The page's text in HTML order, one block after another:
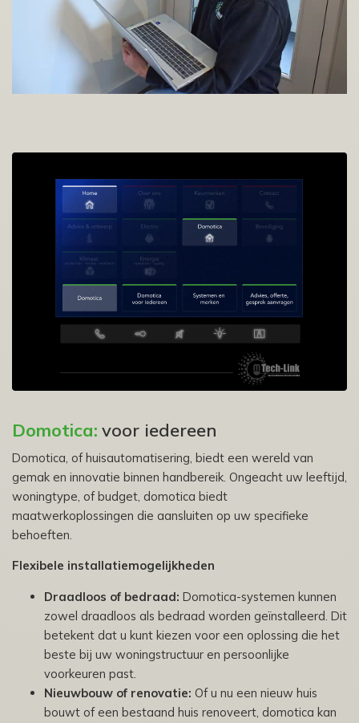
Domotica: voor iedereen
Domotica, of huisautomatisering, biedt een wereld van
gemak en innovatie binnen handbereik. Ongeacht uw leeftijd,
woningtype, of budget, domotica biedt
maatwerkoplossingen die aansluiten op uw specifieke
behoeften.
Flexibele installatiemogelijkheden
Draadloos of bedraad: Domotica-systemen kunnen
zowel draadloos als bedraad worden geïnstalleerd. Dit
betekent dat u kunt kiezen voor een oplossing die het
beste bij uw woningstructuur en persoonlijke
voorkeuren past.
Nieuwbouw of renovatie: Of u nu een nieuw huis
bouwt of een bestaand huis renoveert, domotica kan